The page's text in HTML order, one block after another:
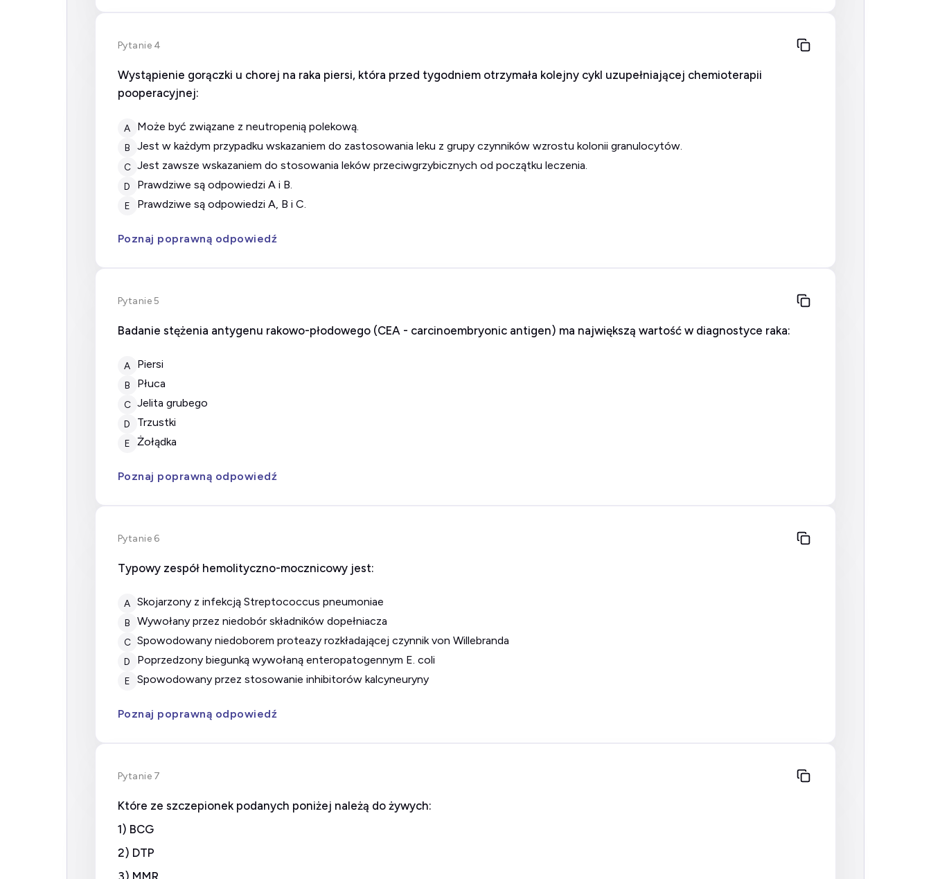
Pytanie 4
Wystąpienie gorączki u chorej na raka piersi, która przed tygodniem otrzymała kolejny cykl uzupełniającej chemioterapii
pooperacyjnej:
A może być związane z neutropenią polekową.
B jest w każdym przypadku wskazaniem do zastosowania leku z grupy czynników wzrostu kolonii granulocytów.
C jest zawsze wskazaniem do stosowania leków przeciwgrzybicznych od początku leczenia.
D prawdziwe są odpowiedzi A i B.
E prawdziwe są odpowiedzi A, B i C.
Poznaj poprawną odpowiedź
Pytanie 5
Badanie stężenia antygenu rakowo-płodowego (CEA - carcinoembryonic antigen) ma największą wartość w diagnostyce raka:
A Piersi
B Płuca
C Jelita grubego
D Trzustki
E Żołądka
Poznaj poprawną odpowiedź
Pytanie 6
Typowy zespół hemolityczno-mocznicowy jest:
A skojarzony z infekcją Streptococcus pneumoniae
B wywołany przez niedobór składników dopełniacza
C spowodowany niedoborem proteazy rozkładającej czynnik von Willebranda
D poprzedzony biegunką wywołaną enteropatogennym E. coli
E spowodowany przez stosowanie inhibitorów kalcyneuryny
Poznaj poprawną odpowiedź
Pytanie 7
Które ze szczepionek podanych poniżej należą do żywych:
1) BCG
2) DTP
3) MMR